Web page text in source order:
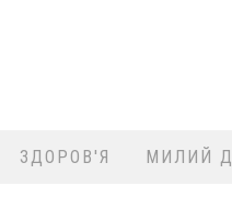
ЗДОРОВ'Я МИЛИЙ